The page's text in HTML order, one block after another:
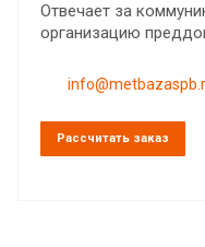
Отвечает за
организацию
Рассчитать заказ